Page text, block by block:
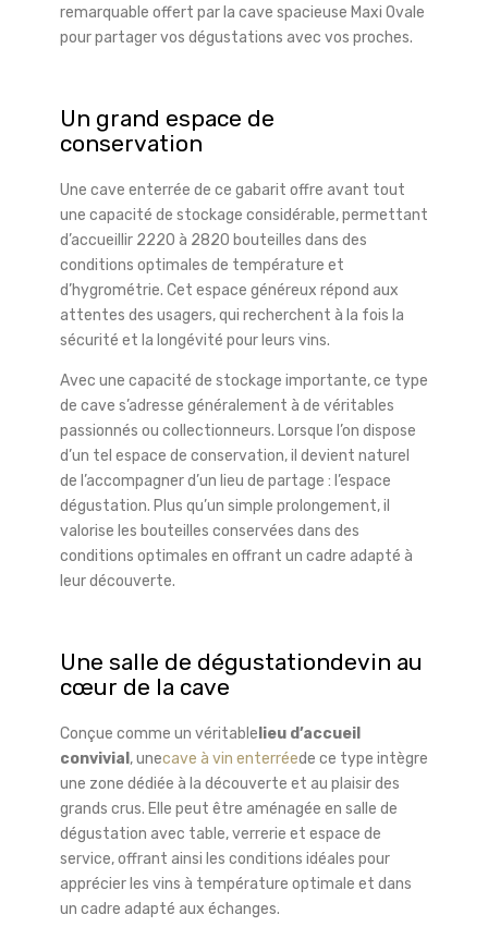
remarquable offert par la cave spacieuse Maxi Ovale
pour partager vos dégustations avec vos proches.
Un grand espace de
conservation
Une cave enterrée de ce gabarit offre avant tout
une capacité de stockage considérable, permettant
d’accueillir 2220 à 2820 bouteilles dans des
conditions optimales de température et
d’hygrométrie. Cet espace généreux répond aux
attentes des usagers, qui recherchent à la fois la
sécurité et la longévité pour leurs vins.
Avec une capacité de stockage importante, ce type
de cave s’adresse généralement à de véritables
passionnés ou collectionneurs. Lorsque l’on dispose
d’un tel espace de conservation, il devient naturel
de l’accompagner d’un lieu de partage : l’espace
dégustation. Plus qu’un simple prolongement, il
valorise les bouteilles conservées dans des
conditions optimales en offrant un cadre adapté à
leur découverte.
Une salle de dégustationdevin au
cœur de la cave
Conçue comme un véritable lieu d’accueil
convivial , unecave à vin enterréede ce type intègre
une zone dédiée à la découverte et au plaisir des
grands crus. Elle peut être aménagée en salle de
dégustation avec table, verrerie et espace de
service, offrant ainsi les conditions idéales pour
apprécier les vins à température optimale et dans
un cadre adapté aux échanges.